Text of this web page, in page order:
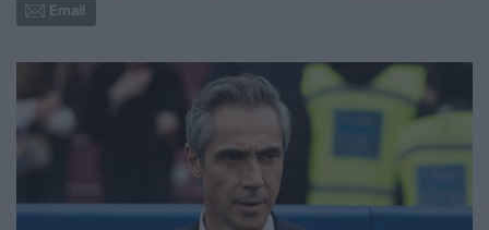
Email